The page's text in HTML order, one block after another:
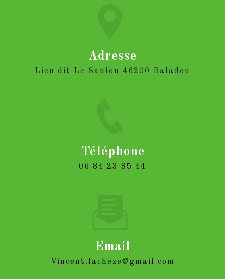
Adresse
Lieu dit Le Saulou 46200 Baladou
Téléphone
06 84 23 85 44
Email
vincent.lacheze@gmail.com